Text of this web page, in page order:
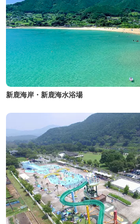
新鹿海岸・新鹿海水浴場